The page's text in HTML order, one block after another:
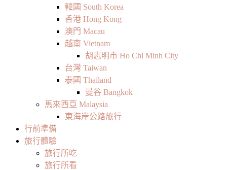
韓國 South Korea
香港 Hong Kong
澳門 Macau
越南 Vietnam
胡志明市 Ho Chi Minh City
台灣 Taiwan
泰國 Thailand
曼谷 Bangkok
馬來西亞 Malaysia
東海岸公路旅行
行前準備
旅行體驗
旅行所吃
旅行所看